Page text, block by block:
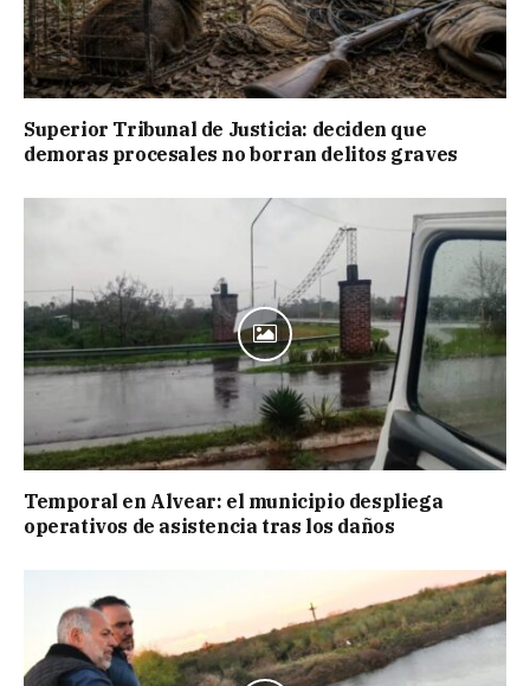
Superior Tribunal de Justicia: deciden que
demoras procesales no borran delitos graves
Temporal en Alvear: el municipio despliega
operativos de asistencia tras los daños